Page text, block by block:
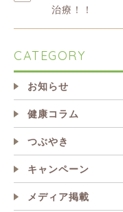
治療！！
CATEGORY
お知らせ
健康コラム
つぶやき
キャンペーン
メディア掲載